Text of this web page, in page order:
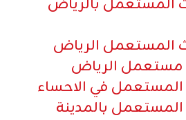
المستعمل الرياض
مستعمل الرياض
المستعمل في الاحساء
المستعمل بالمدينة